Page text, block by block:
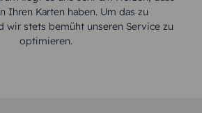
Ihren Karten haben. Um das zu
wir stets bemüht unseren Service zu
optimieren.